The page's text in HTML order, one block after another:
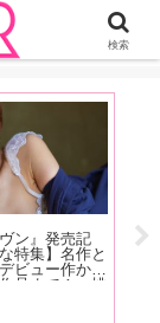
イト内のリンクには
ります
ン』発売記
特集】名作と
ビュー作から
品まで！ 桃
【
検索